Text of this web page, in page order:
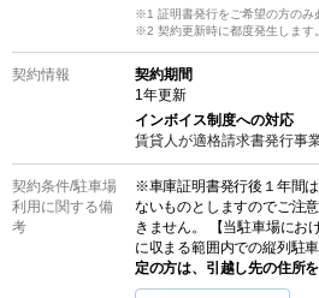
※1 証明書発行をご希望の方のみ
※2 契約更新時に都度発生します。
契約情報
契約期間
1 年更新
インボイス制度への対応
賃貸人が適格請求書発行事
契約条件/駐車場
利用に関する備
考
※車庫証明書発行後１年間
ないものとしますのでご注
きません。 【当駐車場における特約事項】 ○当区画は区画内
に収まる範囲内での縦列駐
定の方は、引越し先の住所
力の住所の距離が離れてい